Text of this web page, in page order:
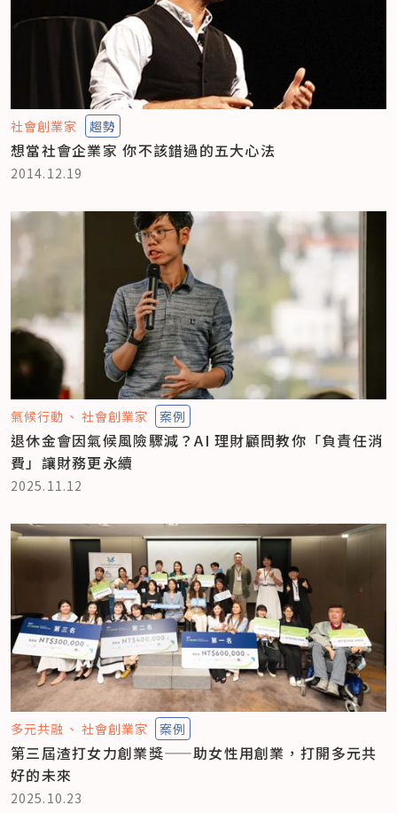
社會創業家 趨勢
想當社會企業家 你不該錯過的五大心法
2014.12.19
氣候行動 社會創業家 案例
退休金會因氣候風險驟減？AI 理財顧問教你「負責任消
費」讓財務更永續
2025.11.12
多元共融 社會創業家 案例
第三屆渣打女力創業獎——助女性用創業，打開多元共
好的未來
2025.10.23